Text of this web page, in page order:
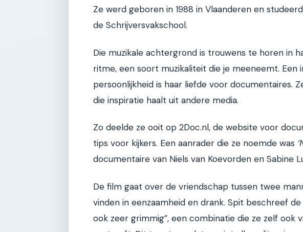
Ze werd geboren in 1988 in Vlaanderen en
de Schrijversvakschool.
Die muzikale achtergrond is trouwens te horen in
ritme, een soort muzikaliteit die je meeneemt. Een
persoonlijkheid is haar liefde voor documentaires.
die inspiratie haalt uit andere media.
Zo deelde ze ooit op 2Doc.nl, de website voor
tips voor kijkers. Een aanrader die ze noemde was
documentaire van Niels van Koevorden en Sabine
De film gaat over de vriendschap tussen twee
vinden in eenzaamheid en drank. Spit beschreef
ook zeer grimmig”, een combinatie die ze zelf ook